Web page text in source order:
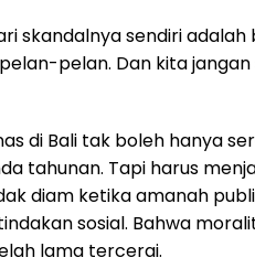
skandalnya sendiri
pelan. Dan kita
di Bali tak boleh hanya
tahunan. Tapi harus
diam ketika amanah
sosial. Bahwa
lama tercerai.